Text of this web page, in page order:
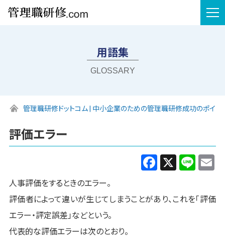
用語集
GLOSSARY
管理職研修ドットコム | 中小企業のための管理職研修成功のポイン
評価エラー
Facebook
X Line
人事評価をするときのエラー。
評価者によって違いが生じてしまうことがあり、これを「評価
エラー・評定誤差」などという。
代表的な評価エラーは次のとおり。